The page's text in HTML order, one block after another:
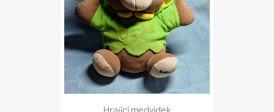
Hrající medvídek